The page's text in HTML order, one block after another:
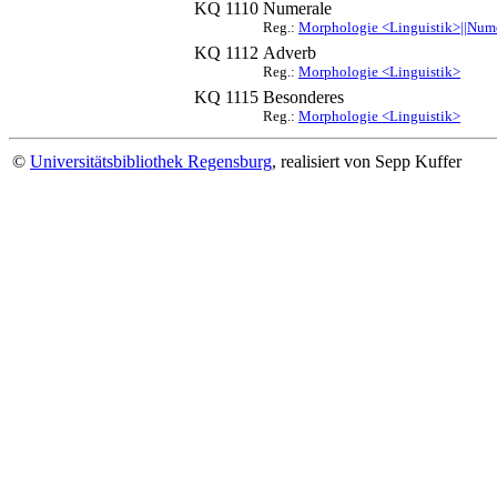
KQ 1110 Numerale
Reg.: Morphologie
KQ 1112 Adverb
Reg.: Morphologie <Linguistik>
KQ 1115 Besonderes
Reg.: Morphologie <Linguistik>
© Universitätsbibliothek Regensburg, realisiert von Sepp Kuffer